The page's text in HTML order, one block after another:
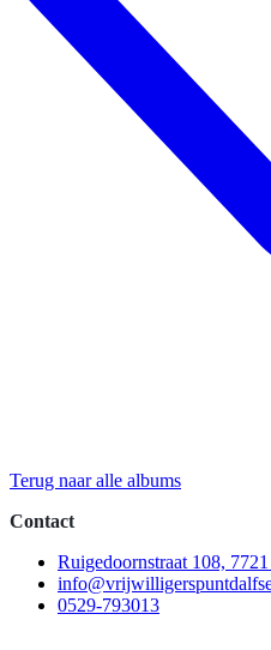
Terug naar alle albums
Contact
Ruigedoornstraat 108,
0529-793013